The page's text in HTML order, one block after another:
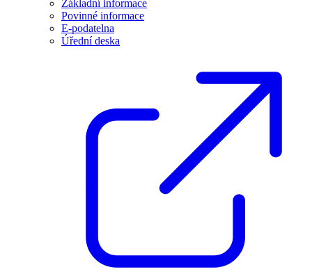
Základní informace
Povinné informace
E-podatelna
Úřední deska